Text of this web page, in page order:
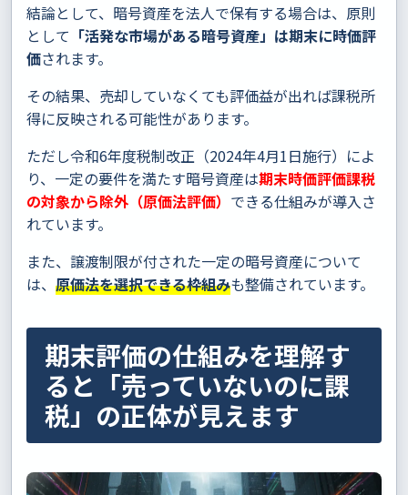
結論として、暗号資産を法人で保有する場合は、原則
として 「活発な市場がある暗号資産」は期末に時価評
価されます。
その結果、売却していなくても評価益が出れば課税所
得に反映される可能性があります。
ただし令和6年度税制改正（2024年4月1日施行）によ
り、一定の要件を満たす暗号資産は期末時価評価課税
の対象から除外（原価法評価） できる仕組みが導入さ
れています。
また、譲渡制限が付された一定の暗号資産について
は、 原価法を選択できる枠組みも整備されています。
期末評価の仕組みを理解す
ると「売っていないのに課
税」の正体が見えます